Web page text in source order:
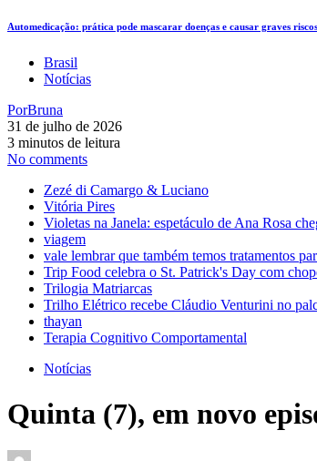
Automedicação: prática pode mascarar doenças e causar graves
Brasil
Notícias
PorBruna
31 de julho de 2026
3 minutos de leitura
No comments
Zezé di Camargo & Luciano
Vitória Pires
Violetas na Janela: espetáculo de Ana Rosa
viagem
vale lembrar que também temos tratamentos
Trip Food celebra o St. Patrick's Day com
Trilogia Matriarcas
Trilho Elétrico recebe Cláudio Venturini no
thayan
Terapia Cognitivo Comportamental
Notícias
Quinta (7), em novo